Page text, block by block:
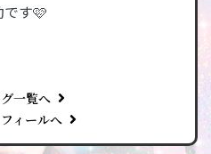
です🩷
一覧へ
ィールへ